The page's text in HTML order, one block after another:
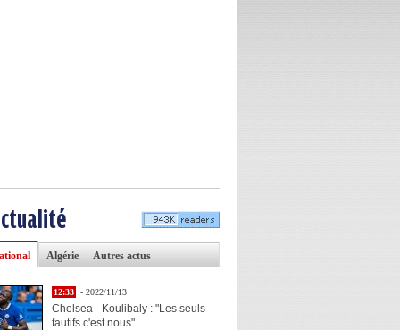
Algérie Autres actus
12:33 - 2022/11/13
Chelsea - Koulibaly : "Les seuls
fautifs c'est nous"